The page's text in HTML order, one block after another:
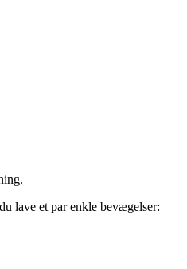
lave et par enkle bevægelser: